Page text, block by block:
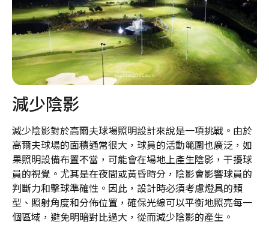
減少陰影
減少陰影對於高爾夫球場照明設計來說是一項挑戰。由於
高爾夫球場的面積通常很大，球員的活動範圍也廣泛，如
果照明設備布置不當，可能會在場地上產生陰影，干擾球
員的視覺。尤其是在夜間或黃昏時分，陰影會影響球員的
判斷力和擊球準確性。因此，設計時必須考慮燈具的類
型、照射角度和分佈位置，確保光線可以平衡地照亮每一
個區域，避免明暗對比過大，從而減少陰影的產生。